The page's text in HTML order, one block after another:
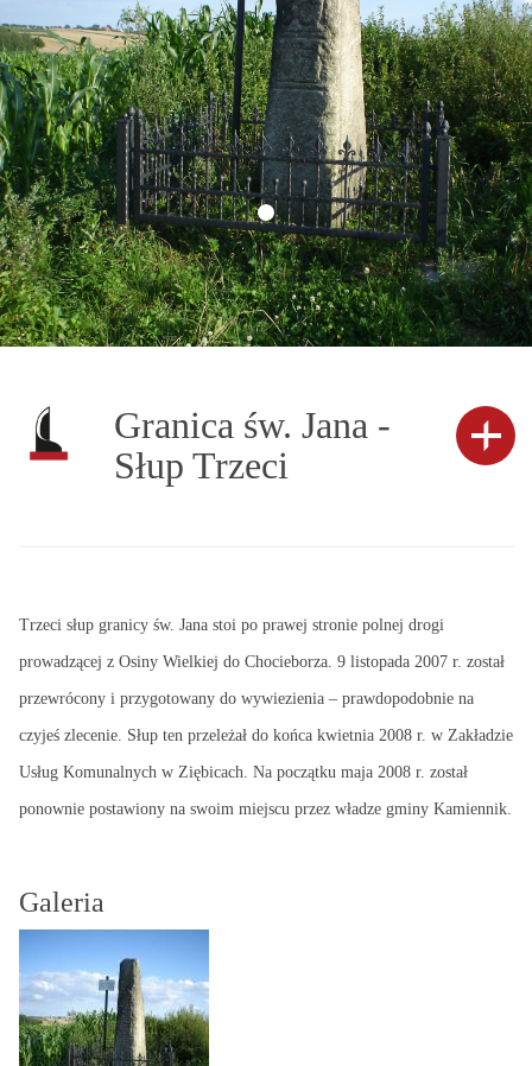
Granica św. Jana -
Słup Trzeci
Trzeci słup granicy św. Jana stoi po prawej stronie polnej drogi
prowadzącej z Osiny Wielkiej do Chocieborza. 9 listopada 2007 r. został
przewrócony i przygotowany do wywiezienia – prawdopodobnie na
czyjeś zlecenie. Słup ten przeleżał do końca kwietnia 2008 r. w Zakładzie
Usług Komunalnych w Ziębicach. Na początku maja 2008 r. został
ponownie postawiony na swoim miejscu przez władze gminy Kamiennik.
Galeria